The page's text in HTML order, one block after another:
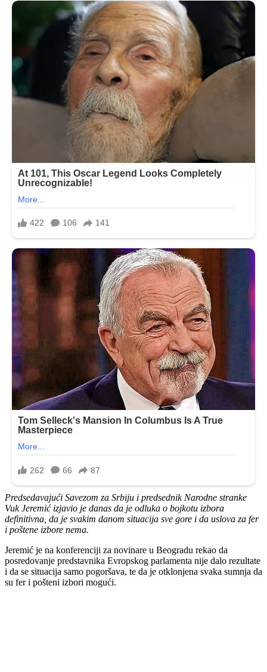
Predsedavajući Savezom za Srbiju i predsednik Narodne stranke
Vuk Jeremić izjavio je danas da je odluka o bojkotu izbora
definitivna, da je svakim danom situacija sve gore i da uslova za fer
i poštene izbore nema.
Jeremić je na konferenciji za novinare u Beogradu rekao da
posredovanje predstavnika Evropskog parlamenta nije dalo rezultate
i da se situacija samo pogoršava, te da je otklonjena svaka sumnja da
su fer i pošteni izbori mogući.